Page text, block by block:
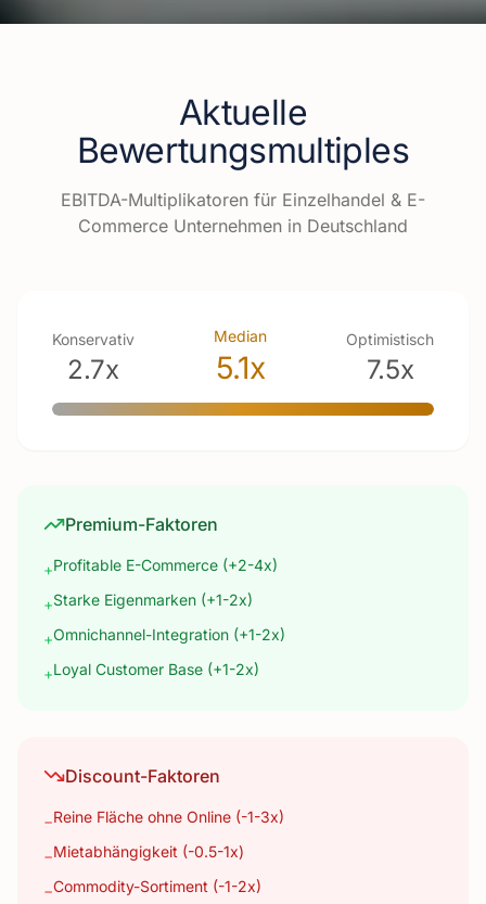
Aktuelle
Bewertungsmultiples
EBITDA-Multiplikatoren für Einzelhandel & E-
Commerce Unternehmen in Deutschland
Konservativ
2.7x
Median
5.1x
Optimistisch
7.5x
Premium-Faktoren
+Profitable E-Commerce (+2-4x)
+Starke Eigenmarken (+1-2x)
+Omnichannel-Integration (+1-2x)
+Loyal Customer Base (+1-2x)
Discount-Faktoren
−Reine Fläche ohne Online (-1-3x)
−Mietabhängigkeit (-0.5-1x)
−Commodity-Sortiment (-1-2x)